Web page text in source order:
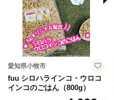
愛知県小牧市
fuu シロハラインコ・ウロコ
インコのごはん（800g）